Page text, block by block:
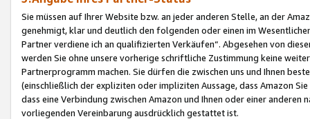
Sie müssen auf Ihrer Website bzw. an jeder anderen Stelle, an der
genehmigt, klar und deutlich den folgenden oder einen im
Partner verdiene ich an qualifizierten Verkäufen“. Abgesehen von
werden Sie ohne unsere vorherige schriftliche Zustimmung keine
Partnerprogramm machen. Sie dürfen die zwischen uns und Ihnen
(einschließlich der expliziten oder impliziten Aussage, dass Amazon
dass eine Verbindung zwischen Amazon und Ihnen oder einer
vorliegenden Vereinbarung ausdrücklich gestattet ist.